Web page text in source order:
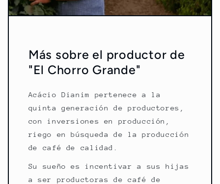
Más sobre el productor de
"El Chorro Grande"
Acácio Dianim pertenece a la
quinta generación de productores,
con inversiones en producción,
riego en búsqueda de la producción
de café de calidad.
Su sueño es incentivar a sus hijas
a ser productoras de café de